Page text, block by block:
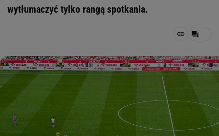
wytłumaczyć tylko rangą spotkania.